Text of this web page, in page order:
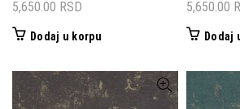
5,650.00 RSD
Dodaj u korpu
5,650.00
Dodaj